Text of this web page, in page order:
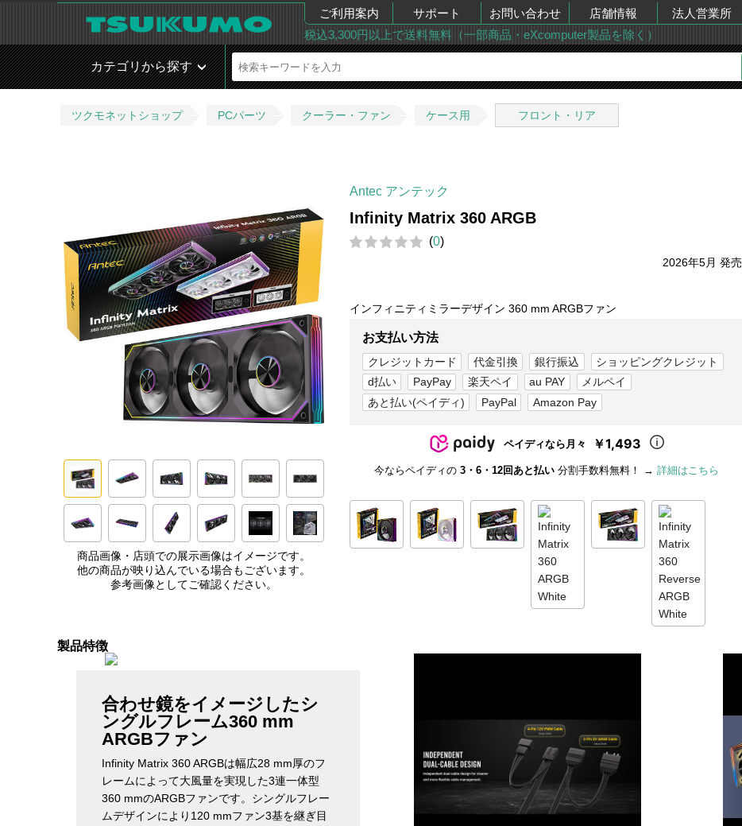
ご利用案内 サポート お問い合わせ 店舗情報 法人営業所
税込3,300円以上で送料無料（一部商品・eXcomputer製品を除く）
カテゴリから探す
ツクモネットショップ PCパーツ クーラー・ファン ケース用 フロント・リア
商品画像・店頭での展示画像はイメージです。
他の商品が映り込んでいる場合もございます。
参考画像としてご確認ください。
Antec アンテック
Infinity Matrix 360 ARGB
(0)
2026年5月 発売
インフィニティミラーデザイン 360 mm ARGBファン
お支払い方法
クレジットカード 代金引換 銀行振込
ショッピングクレジット
d払い
PayPay 楽天ペイ au PAY
メルペイ
あと払い(ペイディ)
PayPal Amazon Pay
ペイディなら月々 ￥1,493
今ならペイディの 3・6・12回あと払い 分割手数料無料！ → 詳細はこちら
製品特徴
合わせ鏡をイメージしたシ
ングルフレーム360 mm
ARGBファン
Infinity Matrix 360 ARGBは幅広28 mm厚のフ
レームによって大風量を実現した3連一体型
360 mmのARGBファンです。シングルフレー
ムデザインにより120 mmファン3基を継ぎ目